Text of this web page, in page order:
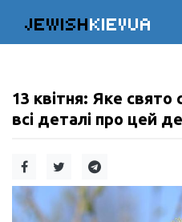
JEWISHKIEVUA
13 квітня: Яке свято
всі деталі про цей